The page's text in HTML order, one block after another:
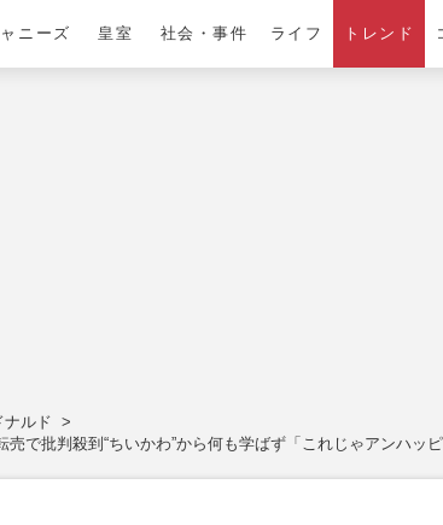
ャニーズ 皇室 社会・事件 ライフ トレンド
ナルド
で批判殺到“ちいかわ”から何も学ばず「これじゃアンハッピ